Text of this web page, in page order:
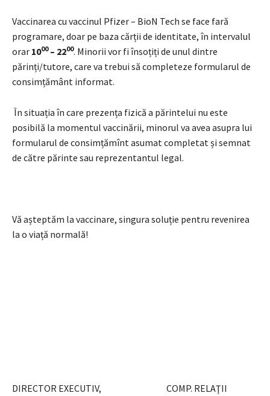
Vaccinarea cu vaccinul Pfizer – BioN Tech se face fară
programare, doar pe baza cărții de identitate, în intervalul
orar 1000– 2200. Minorii vor fi însoțiți de unul dintre
părinți/tutore, care va trebui să completeze formularul de
consimțământ informat.
În situația în care prezența fizică a părintelui nu este
posibilă la momentul vaccinării, minorul va avea asupra lui
formularul de consimțămînt asumat completat și semnat
de către părinte sau reprezentantul legal.
Vă așteptăm la vaccinare, singura soluție pentru revenirea
la o viață normală!
DIRECTOR EXECUTIV, COMP. RELAŢII